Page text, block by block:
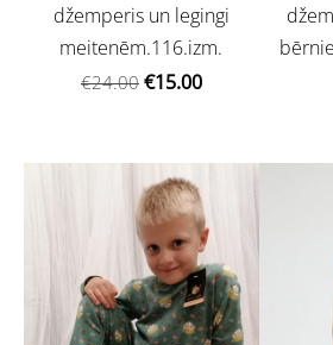
džemperis un legingi
meitenēm.116.izm.
€24.00 €15.00